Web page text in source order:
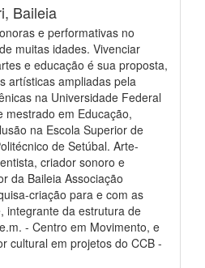
Baileia
e performativas no
muitas idades. Vivenciar
e educação é sua proposta,
artísticas ampliadas pela
na Universidade Federal
mestrado em Educação,
na Escola Superior de
de Setúbal. Arte-
criador sonoro e
da Baileia Associação
criação para e com as
integrante da estrutura de
- Centro em Movimento, e
cultural em projetos do CCB -